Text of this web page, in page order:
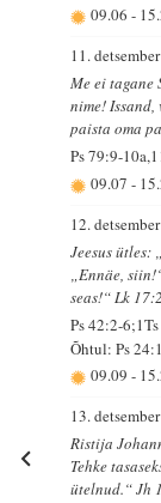
09.06-
11. detsember
Me ei tagane
nime!
paista oma
Ps 79:9-
09.07-
12. detsember
Jeesus
„Ennäe,
seas!“ Lk
Ps 42:2-
Õhtul: Ps
09.09-
13. detsember
Ristija
Tehke
ütelnud.“ Jh